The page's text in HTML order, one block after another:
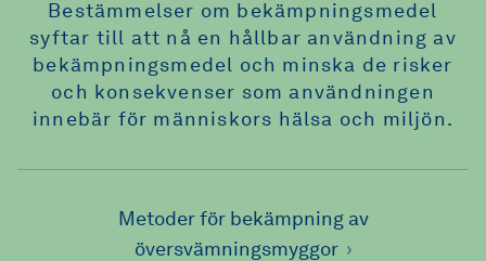
Bestämmelser om bekämpningsmedel
syftar till att nå en hållbar användning av
bekämpningsmedel och minska de risker
och konsekvenser som användningen
innebär för människors hälsa och miljön.
Metoder för bekämpning av
översvämningsmyggor